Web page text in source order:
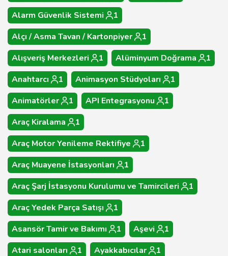
Alarm Güvenlik Sistemi
1
Alçı / Asma Tavan / Kartonpiyer
1
Alışveriş Merkezleri
1 Alüminyum Doğrama
1
Anahtarcı
1 Animasyon Stüdyoları
1
Animatörler
1 API Entegrasyonu
1
Araç Kiralama
1
Araç Motor Yenileme Rektifiye
1
Araç Muayene İstasyonları
1
Araç Şarj İstasyonu Kurulumu ve Tamircileri
1
Araç Yedek Parça Satışı
1
Asansör Tamir ve Bakımı
1 Aşevi
1
Atari salonları
1 Ayakkabıcılar 1